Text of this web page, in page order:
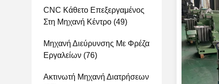
CNC Κάθετο Επεξεργαμένος
Στη Μηχανή Κέντρο (49)
Μηχανή Διεύρυνσης Με Φρέζα
Εργαλείων (76)
Ακτινωτή Μηχανή Διατρήσεων